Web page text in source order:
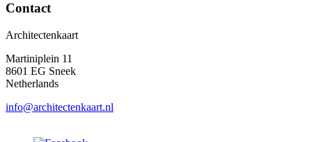
Contact
Architectenkaart
Martiniplein 11
8601 EG Sneek
Netherlands
info@architectenkaart.nl